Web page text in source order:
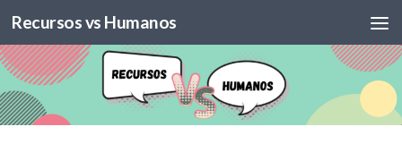
Skip to content
Recursos vs Humanos